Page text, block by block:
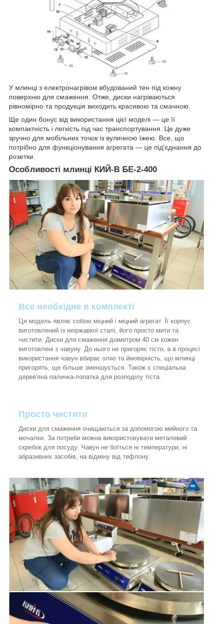
У млинці з електронагрівом вбудований тен під кожну
поверхню для смаження. Отже, диски нагріваються
рівномірно та продукція виходить красивою та смачною.
Ще один бонус від використання цієї моделі — це її
компактність і легкість під час транспортування. Це дуже
зручно для мобільних точок із вуличною їжею. Все, що
потрібно для функціонування агрегата — це під'єднання до
розетки.
Особливості млинці КИЙ-В БЕ-2-400
Все необхідне в комплекті
Ця модель являє собою міцний і міцний агрегат. Її корпус
виготовлений із неіржавкої сталі, його просто мити та
чистити. Диски для смаження діаметром 40 см кожен
виготовлені з чавуну. До нього не пригоряє тісто, а в процесі
використання чавун вбирає олію та ймовірність, що млинці
пригорять, ще більше зменшується. Також є спеціальна
дерев'яна паличка-лопатка для розподілу тіста.
Просто чистити
Диски для смаження очищаються за допомогою мийного та
мочалки. За потреби можна використовувати металевий
скребок для посуду. Чавун не боїться ні температури, ні
абразивних засобів, на відміну від тефлону.